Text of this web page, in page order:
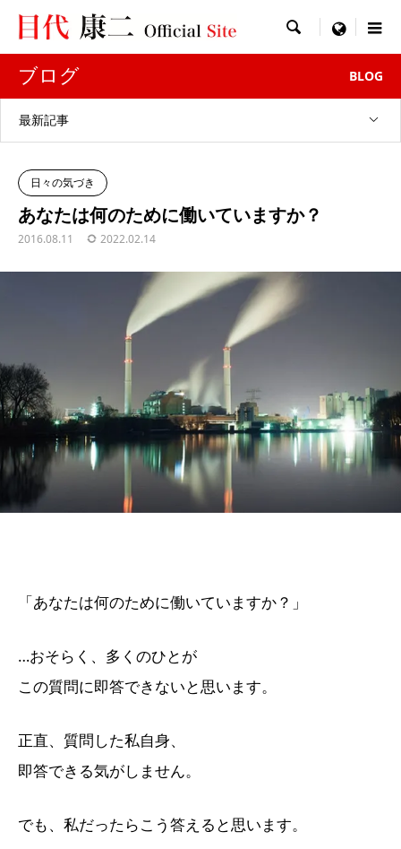
 menu
ブログ BLOG
最新記事
日々の気づき
あなたは何のために働いていますか？
2016.08.11 2022.02.14
「あなたは何のために働いていますか？」
…おそらく、多くのひとが
この質問に即答できないと思います。
正直、質問した私自身、
即答できる気がしません。
でも、私だったらこう答えると思います。